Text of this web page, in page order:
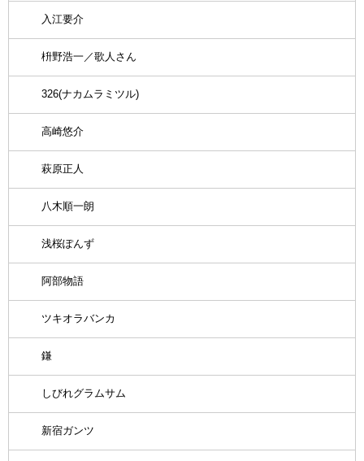
入江要介
枡野浩一／歌人さん
326(ナカムラミツル)
高崎悠介
萩原正人
八木順一朗
浅桜ぽんず
阿部物語
ツキオラバンカ
鎌
しびれグラムサム
新宿ガンツ